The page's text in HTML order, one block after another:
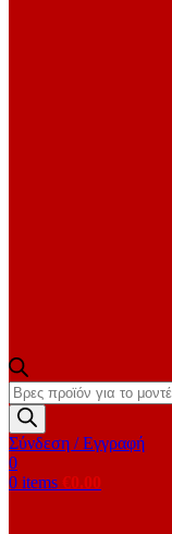
Products
search
Σύνδεση / Εγγραφή
0
0 items €0.00